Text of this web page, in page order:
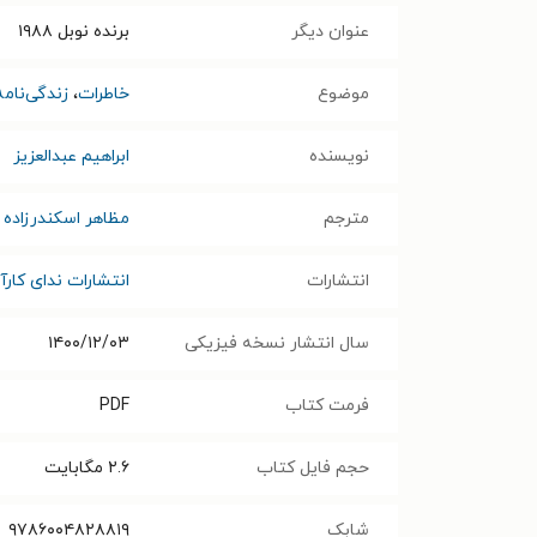
عنوان دیگر برنده نوبل ۱۹۸۸
موضوع خاطرات،
نویسنده ابراهیم عبدالعزیز
مترجم مظاهر اسکندرزاده
انتشارات انتشارات ندای
سال انتشار نسخه فیزیکی ۱۴۰۰/۱۲/۰۳
فرمت کتاب PDF
حجم فایل کتاب ۲.۶ مگابایت
شابک ۹۷۸۶۰۰۴۸۲۸۸۱۹